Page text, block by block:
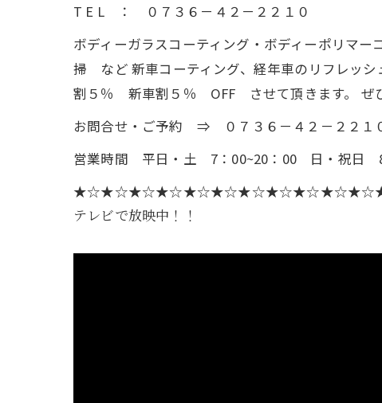
T E L ： ０７３６－４２－２２１０
ボディーガラスコーティング・ボディーポリマ
掃 など 新車コーティング、経年車のリフレッ
割５％ 新車割５％ OFF させて頂きます。 ぜ
お問合せ・ご予約 ⇒ ０７３６－４２－２２１
営業時間 平日・土 7：00~20：00 日・祝日 8
テレビで放映中！！